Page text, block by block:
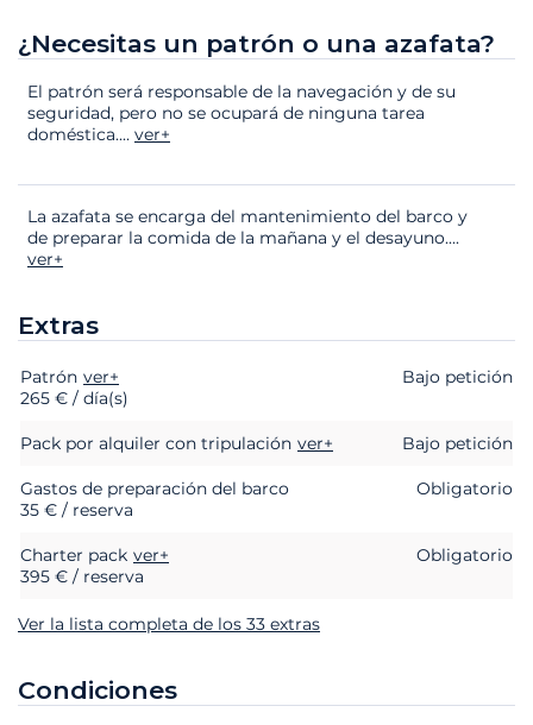
¿Necesitas un patrón o una azafata?
El patrón será responsable de la navegación y de su
seguridad, pero no se ocupará de ninguna tarea
doméstica.... ver+
La azafata se encarga del mantenimiento del barco y
de preparar la comida de la mañana y el desayuno....
ver+
Extras
Extras Estado
Patrón ver+
Bajo petición
265 € / día(s)
Pack por alquiler con tripulación ver+ Bajo petición
Gastos de preparación del barco
Obligatorio
35 € / reserva
Charter pack ver+
Obligatorio
395 € / reserva
Ver la lista completa de los 33 extras
Condiciones